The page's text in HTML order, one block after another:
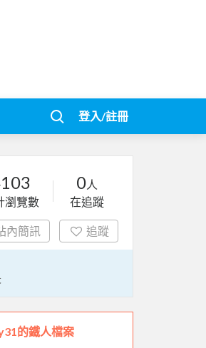
登入/註冊
瀏覽數
0人
在追蹤
內簡訊 追蹤
的鐵人檔案